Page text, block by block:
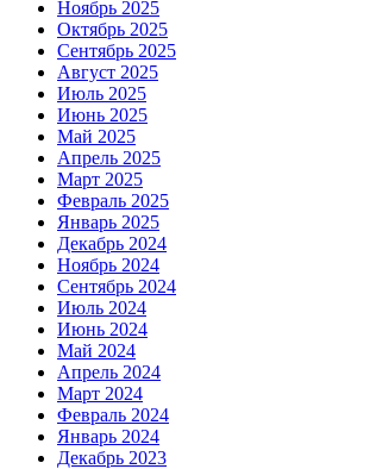
Ноябрь 2025
Октябрь 2025
Сентябрь 2025
Август 2025
Июль 2025
Июнь 2025
Май 2025
Апрель 2025
Март 2025
Февраль 2025
Январь 2025
Декабрь 2024
Ноябрь 2024
Сентябрь 2024
Июль 2024
Июнь 2024
Май 2024
Апрель 2024
Март 2024
Февраль 2024
Январь 2024
Декабрь 2023